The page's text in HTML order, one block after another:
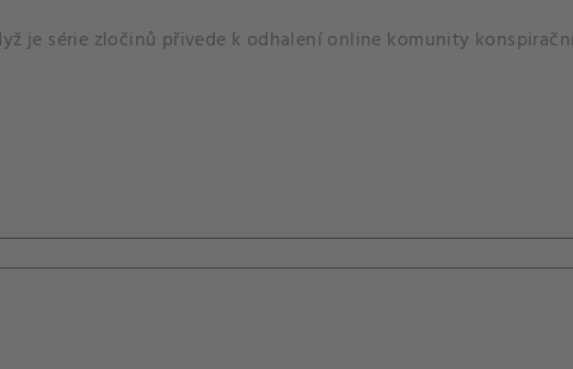
je série zločinů přivede k odhalení online komunity